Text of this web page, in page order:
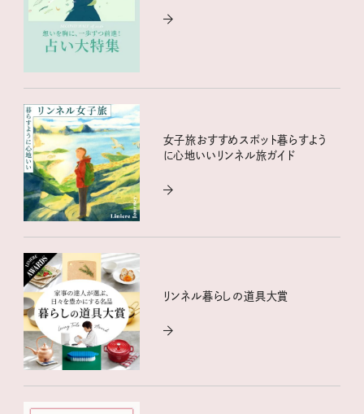
女子旅おすすめスポット暮らすよう
に心地いいリンネル旅ガイド
リンネル暮らしの道具大賞